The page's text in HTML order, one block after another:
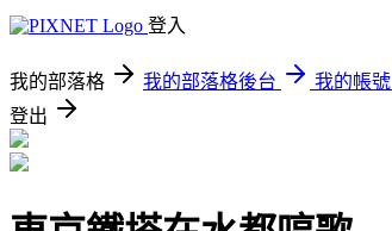
登入
我的部落格 我的部落格後台
我的帳號
登出